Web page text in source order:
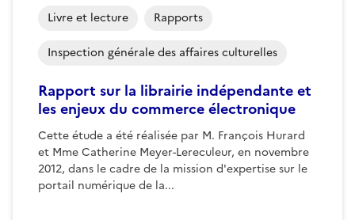
Rapport sur la librairie indépendante et
les enjeux du commerce électronique
Cette étude a été réalisée par M. François Hurard
et Mme Catherine Meyer-Lereculeur, en novembre
2012, dans le cadre de la mission d'expertise sur le
portail numérique de la...
Livre et lecture Rapports
Inspection générale des affaires culturelles